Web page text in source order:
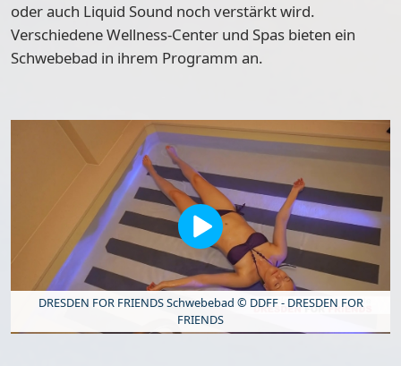
oder auch Liquid Sound noch verstärkt wird.
Verschiedene Wellness-Center und Spas bieten ein
Schwebebad in ihrem Programm an.
DRESDEN FOR FRIENDS Schwebebad © DDFF - DRESDEN FOR
FRIENDS